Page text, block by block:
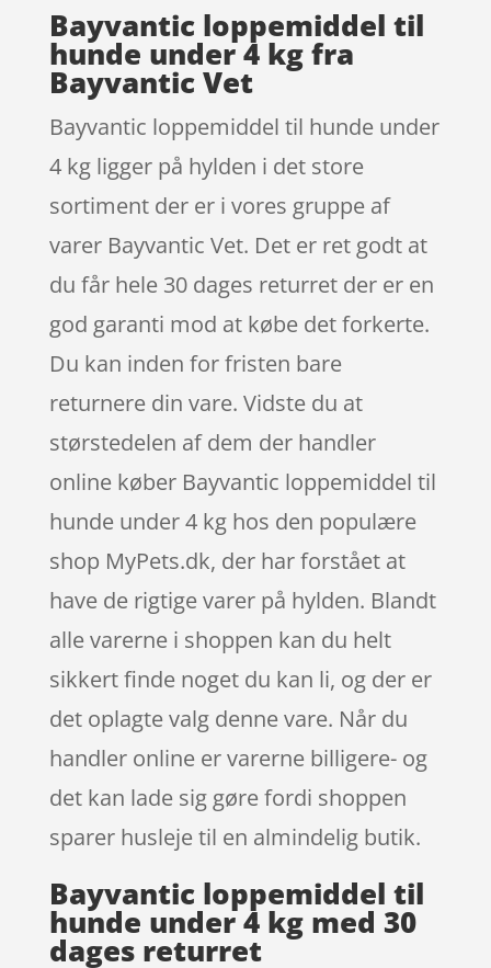
Bayvantic loppemiddel til
hunde under 4 kg fra
Bayvantic Vet
Bayvantic loppemiddel til hunde under
4 kg ligger på hylden i det store
sortiment der er i vores gruppe af
varer Bayvantic Vet. Det er ret godt at
du får hele 30 dages returret der er en
god garanti mod at købe det forkerte.
Du kan inden for fristen bare
returnere din vare. Vidste du at
størstedelen af dem der handler
online køber Bayvantic loppemiddel til
hunde under 4 kg hos den populære
shop MyPets.dk, der har forstået at
have de rigtige varer på hylden. Blandt
alle varerne i shoppen kan du helt
sikkert finde noget du kan li, og der er
det oplagte valg denne vare. Når du
handler online er varerne billigere- og
det kan lade sig gøre fordi shoppen
sparer husleje til en almindelig butik.
Bayvantic loppemiddel til
hunde under 4 kg med 30
dages returret